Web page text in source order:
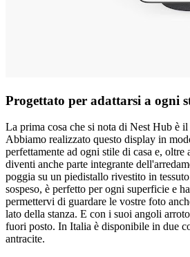
Progettato per adattarsi a ogni
La prima cosa che si nota di Nest Hub è il
Abbiamo realizzato questo display in
perfettamente ad ogni stile di casa e, oltre
diventi anche parte integrante
poggia su un piedistallo rivestito in
sospeso, è perfetto per ogni superficie e
permettervi di guardare le vostre foto
lato della stanza. E con i suoi angoli
fuori posto. In Italia è disponibile in due
antracite.